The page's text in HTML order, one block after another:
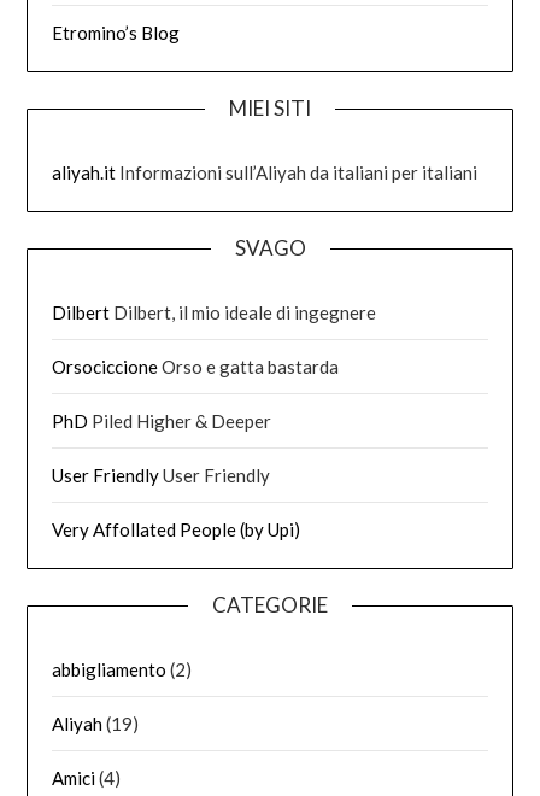
Etromino’s Blog
MIEI SITI
aliyah.it Informazioni sull’Aliyah da italiani per italiani
SVAGO
Dilbert Dilbert, il mio ideale di ingegnere
OrsociccioneOrso e gatta bastarda
PhD Piled Higher & Deeper
User FriendlyUser Friendly
Very Affollated People (by Upi)
CATEGORIE
abbigliamento (2)
Aliyah(19)
Amici(4)